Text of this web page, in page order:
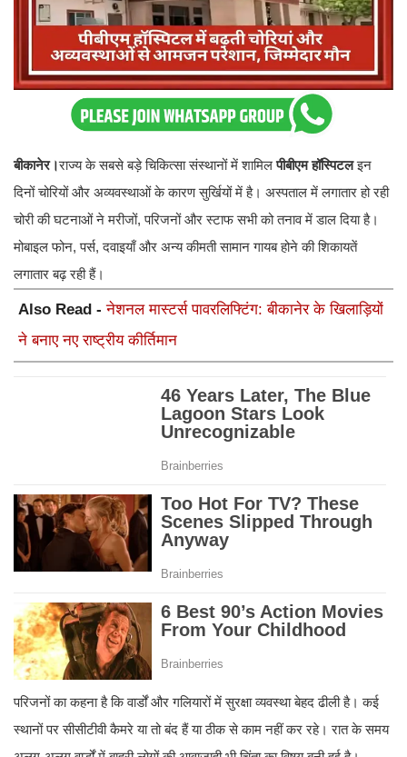
बीकानेर।राज्य के सबसे बड़े चिकित्सा संस्थानों में शामिलपीबीएम हॉस्पिटलइन
दिनों चोरियों और अव्यवस्थाओं के कारण सुर्खियों में है। अस्पताल में लगातार हो रही
चोरी की घटनाओं ने मरीजों, परिजनों और स्टाफ सभी को तनाव में डाल दिया है।
मोबाइल फोन, पर्स, दवाइयाँ और अन्य कीमती सामान गायब होने की शिकायतें
लगातार बढ़ रही हैं।
Also Read -नेशनल मास्टर्स पावरलिफ्टिंग: बीकानेर के खिलाड़ियों
ने बनाए नए राष्ट्रीय कीर्तिमान
परिजनों का कहना है कि वार्डों और गलियारों में सुरक्षा व्यवस्था बेहद ढीली है। कई
स्थानों पर सीसीटीवी कैमरे या तो बंद हैं या ठीक से काम नहीं कर रहे। रात के समय